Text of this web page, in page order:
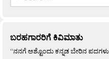
ಬರಹಗಾರರಿಗೆ ಕಿವಿಮಾತು
“ನನಗೆ ಅಶ್ಟೊಂದು ಕನ್ನಡ ಬೇರಿನ ಪದಗಳು